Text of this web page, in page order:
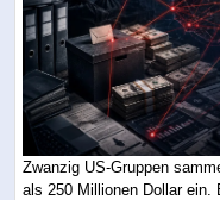
Zwanzig US-Gruppen
als 250 Millionen Dollar ein.